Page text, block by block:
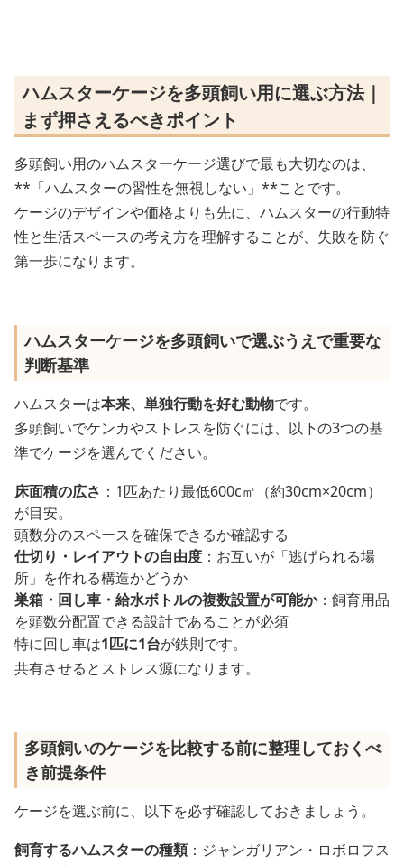
ハムスターケージを多頭飼い用に選ぶ方法｜
まず押さえるべきポイント
多頭飼い用のハムスターケージ選びで最も大切なのは、
**「ハムスターの習性を無視しない」**ことです。
ケージのデザインや価格よりも先に、ハムスターの行動特
性と生活スペースの考え方を理解することが、失敗を防ぐ
第一歩になります。
ハムスターケージを多頭飼いで選ぶうえで重要な
判断基準
ハムスターは本来、単独行動を好む動物です。
多頭飼いでケンカやストレスを防ぐには、以下の3つの基
準でケージを選んでください。
床面積の広さ ：1匹あたり最低600c㎡（約30cm×20cm）
が目安。
頭数分のスペースを確保できるか確認する
仕切り・レイアウトの自由度 ：お互いが「逃げられる場
所」を作れる構造かどうか
巣箱・回し車・給水ボトルの複数設置が可能か：飼育用品
を頭数分配置できる設計であることが必須
特に回し車は1匹に1台が鉄則です。
共有させるとストレス源になります。
多頭飼いのケージを比較する前に整理しておくべ
き前提条件
ケージを選ぶ前に、以下を必ず確認しておきましょう。
飼育するハムスターの種類：ジャンガリアン・ロボロフス